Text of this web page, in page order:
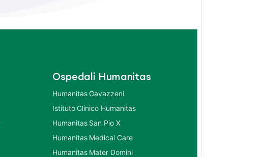
Ospedali Humanitas
Humanitas Gavazzeni
Istituto Clinico Humanitas
Humanitas San Pio X
Humanitas Medical Care
Humanitas Mater Domini